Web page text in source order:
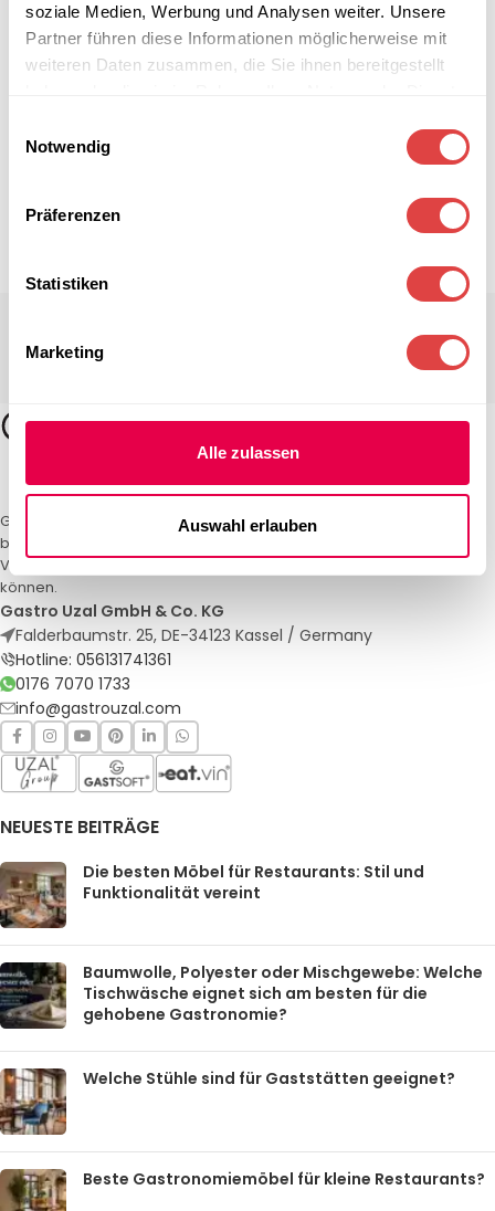
soziale Medien, Werbung und Analysen weiter. Unsere
Partner führen diese Informationen möglicherweise mit
weiteren Daten zusammen, die Sie ihnen bereitgestellt
Notwendig
Präferenzen
Statistiken
Marketing
Alle zulassen
Auswahl erlauben
Gastro Uzal – Ihr Spezialist für Gastronomiemöbel und -textilien. Wir
bieten maßgeschneiderte Lösungen für Restaurants, Hotels und
Veranstaltungen. Qualität und Service, auf die Sie sich verlassen
können.
Gastro Uzal GmbH & Co. KG
Falderbaumstr. 25, DE-34123 Kassel / Germany
Hotline: 056131741361
0176 7070 1733
info@gastrouzal.com
NEUESTE BEITRÄGE
Die besten Möbel für Restaurants: Stil und
Funktionalität vereint
Baumwolle, Polyester oder Mischgewebe: Welche
Tischwäsche eignet sich am besten für die
gehobene Gastronomie?
Welche Stühle sind für Gaststätten geeignet?
Beste Gastronomiemöbel für kleine Restaurants?